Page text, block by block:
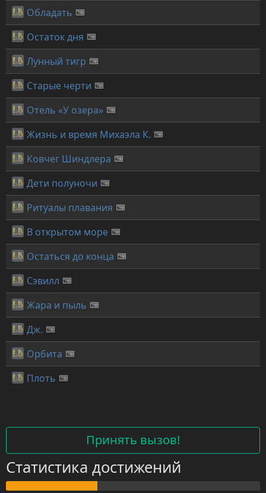
Обладать
Остаток дня
Лунный тигр
Старые черти
Отель «У озера»
Жизнь и время Михаэла К.
Ковчег Шиндлера
Дети полуночи
Ритуалы плавания
В открытом море
Остаться до конца
Сэвилл
Жара и пыль
Дж.
Орбита
Плоть
Принять вызов!
Статистика достижений